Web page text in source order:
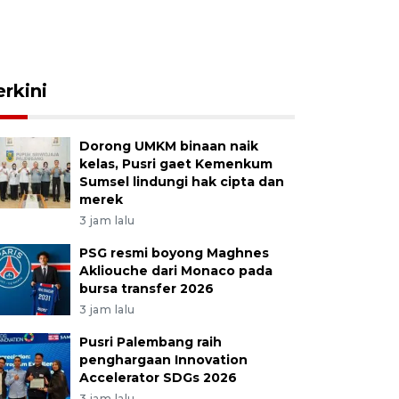
Dorong UMKM binaan naik
kelas, Pusri gaet Kemenkum
Sumsel lindungi hak cipta dan
merek
3 jam lalu
PSG resmi boyong Maghnes
Akliouche dari Monaco pada
bursa transfer 2026
3 jam lalu
Pusri Palembang raih
penghargaan Innovation
Accelerator SDGs 2026